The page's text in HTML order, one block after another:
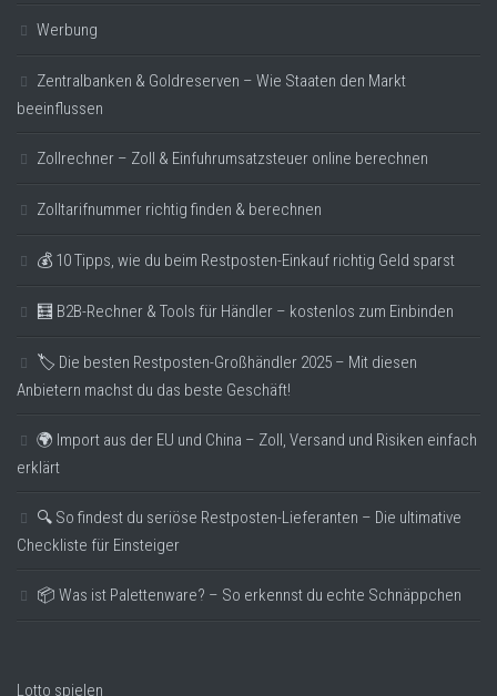
Werbung
Zentralbanken & Goldreserven – Wie Staaten den Markt
beeinflussen
Zollrechner – Zoll & Einfuhrumsatzsteuer online berechnen
Zolltarifnummer richtig finden & berechnen
💰 10 Tipps, wie du beim Restposten-Einkauf richtig Geld sparst
🧮 B2B-Rechner & Tools für Händler – kostenlos zum Einbinden
🏷️ Die besten Restposten-Großhändler 2025 – Mit diesen
Anbietern machst du das beste Geschäft!
🌍 Import aus der EU und China – Zoll, Versand und Risiken einfach
erklärt
🔍 So findest du seriöse Restposten-Lieferanten – Die ultimative
Checkliste für Einsteiger
📦 Was ist Palettenware? – So erkennst du echte Schnäppchen
Lotto spielen